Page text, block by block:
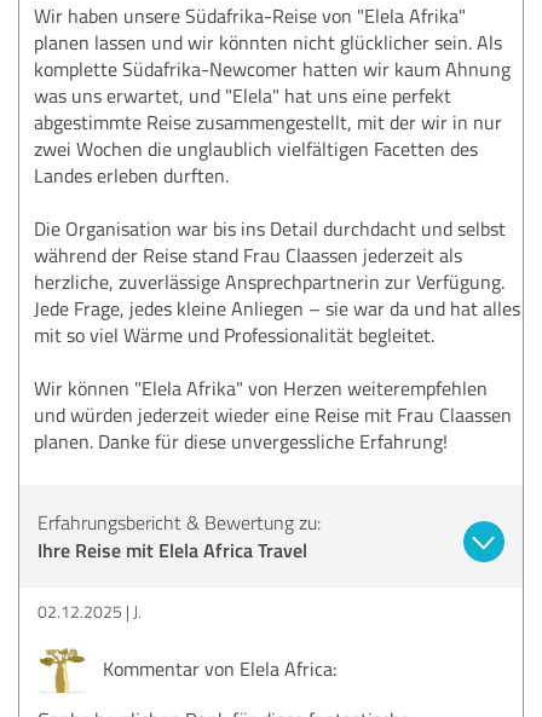
Wir haben unsere Südafrika-Reise von "Elela Afrika"
planen lassen und wir könnten nicht glücklicher sein. Als
komplette Südafrika-Newcomer hatten wir kaum Ahnung
was uns erwartet, und "Elela" hat uns eine perfekt
abgestimmte Reise zusammengestellt, mit der wir in nur
zwei Wochen die unglaublich vielfältigen Facetten des
Landes erleben durften.
Die Organisation war bis ins Detail durchdacht und selbst
während der Reise stand Frau Claassen jederzeit als
herzliche, zuverlässige Ansprechpartnerin zur Verfügung.
Jede Frage, jedes kleine Anliegen – sie war da und hat alles
mit so viel Wärme und Professionalität begleitet.
Wir können "Elela Afrika" von Herzen weiterempfehlen
und würden jederzeit wieder eine Reise mit Frau Claassen
planen. Danke für diese unvergessliche Erfahrung!
Erfahrungsbericht & Bewertung zu:
Ihre Reise mit Elela Africa Travel
02.12.2025 J.
Kommentar von Elela Africa: